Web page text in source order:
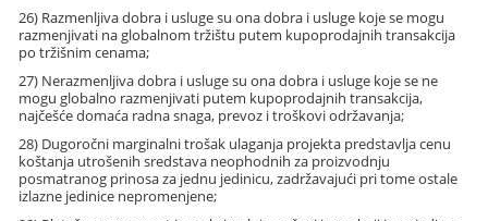
26) Razmenljiva dobra i usluge su ona dobra i usluge koje se mogu
razmenjivati na globalnom tržištu putem kupoprodajnih transakcija
po tržišnim cenama;
27) Nerazmenljiva dobra i usluge su ona dobra i usluge koje se ne
mogu globalno razmenjivati putem kupoprodajnih transakcija,
najčešće domaća radna snaga, prevoz i troškovi održavanja;
28) Dugoročni marginalni trošak ulaganja projekta predstavlja cenu
koštanja utrošenih sredstava neophodnih za proizvodnju
posmatranog prinosa za jednu jedinicu, zadržavajući pri tome ostale
izlazne jedinice nepromenjene;